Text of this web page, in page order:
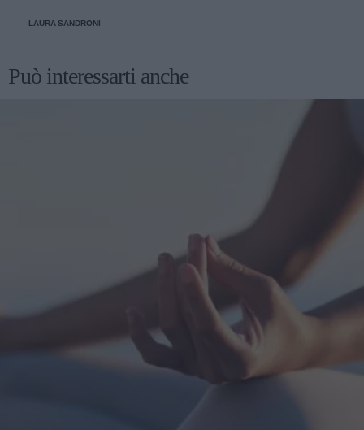
LAURA SANDRONI
Può interessarti anche